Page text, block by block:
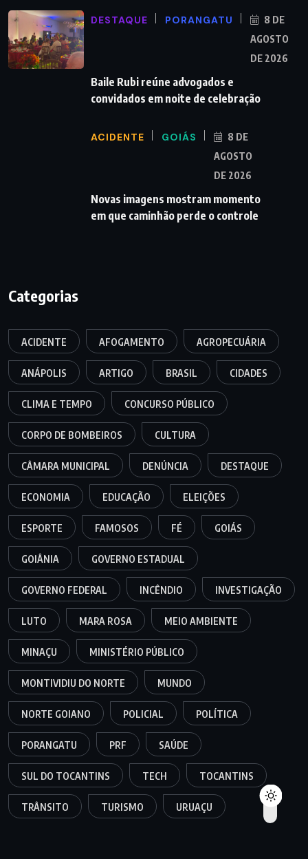
DESTAQUE PORANGATU
8 DE
AGOSTO
DE 2026
Baile Rubi reúne advogados e
convidados em noite de celebração
ACIDENTE GOIÁS
8 DE
AGOSTO
DE 2026
Novas imagens mostram momento
em que caminhão perde o controle
Categorias
ACIDENTE AFOGAMENTO AGROPECUÁRIA
ANÁPOLIS ARTIGO BRASIL CIDADES
CLIMA E TEMPO CONCURSO PÚBLICO
CORPO DE BOMBEIROS CULTURA
CÂMARA MUNICIPAL DENÚNCIA DESTAQUE
ECONOMIA EDUCAÇÃO ELEIÇÕES
ESPORTE FAMOSOS FÉ GOIÁS
GOIÂNIA GOVERNO ESTADUAL
GOVERNO FEDERAL INCÊNDIO INVESTIGAÇÃO
LUTO MARA ROSA MEIO AMBIENTE
MINAÇU MINISTÉRIO PÚBLICO
MONTIVIDIU DO NORTE MUNDO
NORTE GOIANO POLICIAL POLÍTICA
PORANGATU PRF SAÚDE
SUL DO TOCANTINS TECH TOCANTINS
TRÂNSITO TURISMO URUAÇU